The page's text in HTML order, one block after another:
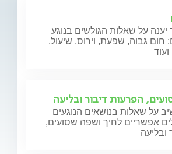
יענה על שאלות הגולשים בנוגע
חום גבוה, שפעת, וירוס, שיעול,
הפרעות דיבור ובליעה
על שאלות בנושאים הנוגעים
אפשריים לחיך ושפה שסועים,
ובליעה